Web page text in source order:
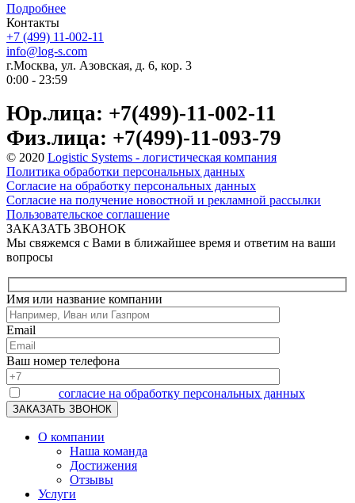
Подробнее
Контакты
+7 (499) 11-002-11
info@log-s.com
г.Москва, ул. Азовская, д. 6, кор. 3
0:00 - 23:59
Юр.лица: +7(499)-11-002-11
Физ.лица: +7(499)-11-093-79
© 2020 Logistic Systems - логистическая компания
Политика обработки персональных данных
Согласие на обработку персональных данных
Согласие на получение новостной и рекламной рассылки
Пользовательское соглашение
ЗАКАЗАТЬ ЗВОНОК
Мы свяжемся с Вами в ближайшее время и ответим на ваши
вопросы
Имя или название компании
Email
Ваш номер телефона
согласие на обработку персональных данных
О компании
Наша команда
Достижения
Отзывы
Услуги